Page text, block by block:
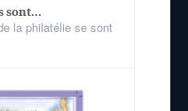
sont...
la philatélie se sont